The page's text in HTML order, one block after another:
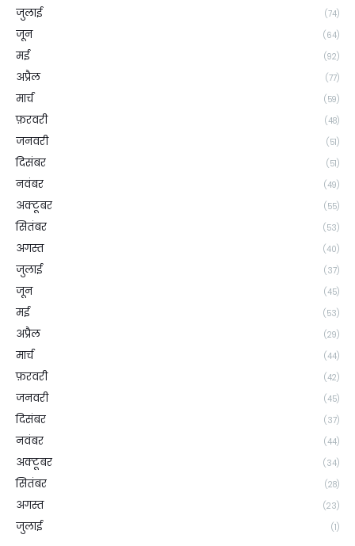
जुलाई (74)
जून (64)
मई (92)
अप्रैल (77)
मार्च (59)
फ़रवरी (48)
जनवरी (51)
दिसंबर (51)
नवंबर (49)
अक्टूबर (55)
सितंबर (53)
अगस्त (40)
जुलाई (37)
जून (45)
मई (53)
अप्रैल (29)
मार्च (44)
फ़रवरी (42)
जनवरी (45)
दिसंबर (37)
नवंबर (44)
अक्टूबर (34)
सितंबर (28)
अगस्त (23)
जुलाई (1)